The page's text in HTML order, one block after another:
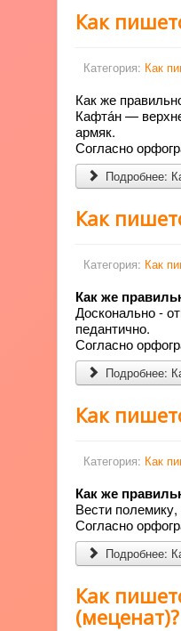
Как
Категория: Как
Как же
Кафта́н —
армяк.
Согласно
Подробнее:
Как
Категория: Как
Как же
Досконально -
педантично.
Согласно
Подробнее:
Как
Категория: Как
Как же
Вести
Согласно
Подробнее:
Как
(меценат)?